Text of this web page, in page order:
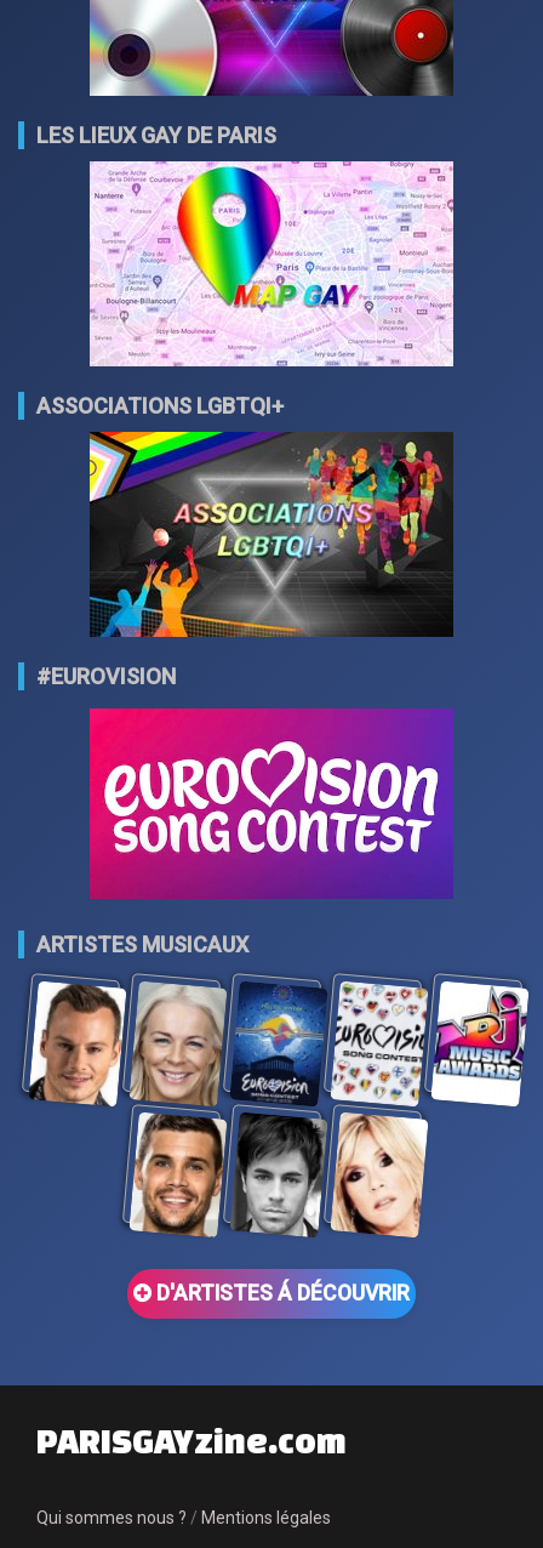
LES LIEUX GAY DE PARIS
ASSOCIATIONS LGBTQI+
#EUROVISION
ARTISTES MUSICAUX
D'ARTISTES Á DÉCOUVRIR
PARISGAYzine.com
Qui sommes nous ? / Mentions légales